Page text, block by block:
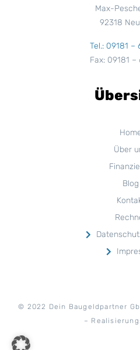
Max-
92318
Tel.: 09181 –
Fax: 09181
Über
Blog
© 2022 Dein Baugeldpartner
–